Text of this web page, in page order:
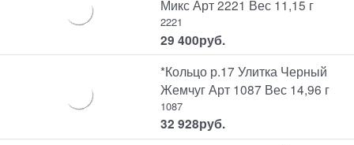
Микс Арт 2221 Вес 11,15 г
2221
29 400руб.
*Кольцо р.17 Улитка Черный
Жемчуг Арт 1087 Вес 14,96 г
1087
32 928руб.